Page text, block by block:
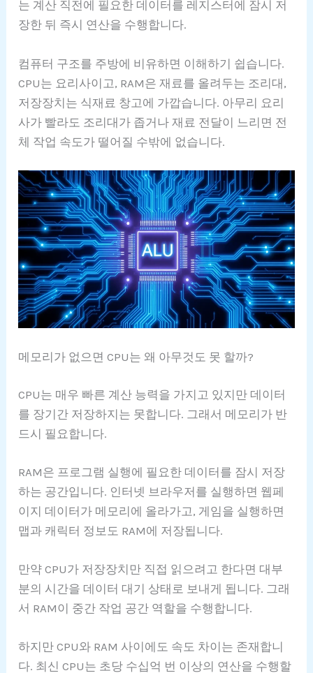
는 계산 직전에 필요한 데이터를 레지스터에 잠시 저
장한 뒤 즉시 연산을 수행합니다.
컴퓨터 구조를 주방에 비유하면 이해하기 쉽습니다.
CPU는 요리사이고, RAM은 재료를 올려두는 조리대,
저장장치는 식재료 창고에 가깝습니다. 아무리 요리
사가 빨라도 조리대가 좁거나 재료 전달이 느리면 전
체 작업 속도가 떨어질 수밖에 없습니다.
메모리가 없으면 CPU는 왜 아무것도 못 할까?
CPU는 매우 빠른 계산 능력을 가지고 있지만 데이터
를 장기간 저장하지는 못합니다. 그래서 메모리가 반
드시 필요합니다.
RAM은 프로그램 실행에 필요한 데이터를 잠시 저장
하는 공간입니다. 인터넷 브라우저를 실행하면 웹페
이지 데이터가 메모리에 올라가고, 게임을 실행하면
맵과 캐릭터 정보도 RAM에 저장됩니다.
만약 CPU가 저장장치만 직접 읽으려고 한다면 대부
분의 시간을 데이터 대기 상태로 보내게 됩니다. 그래
서 RAM이 중간 작업 공간 역할을 수행합니다.
하지만 CPU와 RAM 사이에도 속도 차이는 존재합니
다. 최신 CPU는 초당 수십억 번 이상의 연산을 수행할